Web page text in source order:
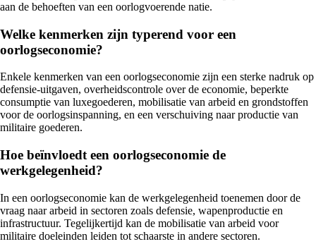
aan de behoeften van een oorlogvoerende natie.
Welke kenmerken zijn typerend voor een
oorlogseconomie?
Enkele kenmerken van een oorlogseconomie zijn een sterke nadruk op
defensie-uitgaven, overheidscontrole over de economie, beperkte
consumptie van luxegoederen, mobilisatie van arbeid en grondstoffen
voor de oorlogsinspanning, en een verschuiving naar productie van
militaire goederen.
Hoe beïnvloedt een oorlogseconomie de
werkgelegenheid?
In een oorlogseconomie kan de werkgelegenheid toenemen door de
vraag naar arbeid in sectoren zoals defensie, wapenproductie en
infrastructuur. Tegelijkertijd kan de mobilisatie van arbeid voor
militaire doeleinden leiden tot schaarste in andere sectoren.